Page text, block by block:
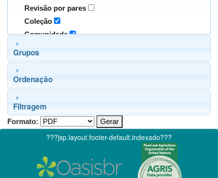
Revisão por pares
Coleção
Comunidade
Grupos
Ordenação
Filtragem
Formato:
???jsp.layout.footer-default.indexado???